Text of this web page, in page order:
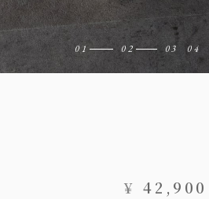
¥ 42,900